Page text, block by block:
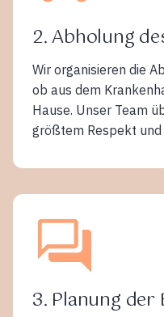
2. Abholung
Wir organisieren die
ob aus dem
Hause. Unser Team
größtem Respekt
3. Planung